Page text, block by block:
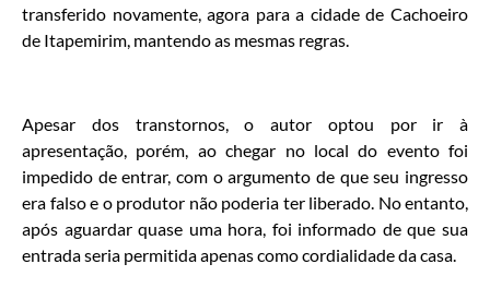
transferido novamente, agora para a cidade de Cachoeiro
de Itapemirim, mantendo as mesmas regras.
Apesar dos transtornos, o autor optou por ir à
apresentação, porém, ao chegar no local do evento foi
impedido de entrar, com o argumento de que seu ingresso
era falso e o produtor não poderia ter liberado. No entanto,
após aguardar quase uma hora, foi informado de que sua
entrada seria permitida apenas como cordialidade da casa.